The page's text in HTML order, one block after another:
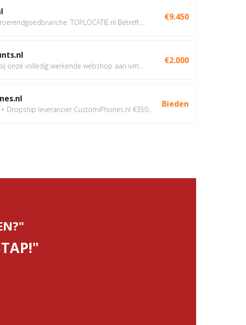
TOPLOCATIE.nl Betreft:...
€9.450
onze volledig werkende webshop aan ivm...
€2.000
Dropship leverancier CustomiPhones.nl €350...
Bieden